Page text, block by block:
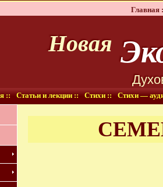
Главная
Новая
:: Статьи и лекции :: Стихи :: Стихи —